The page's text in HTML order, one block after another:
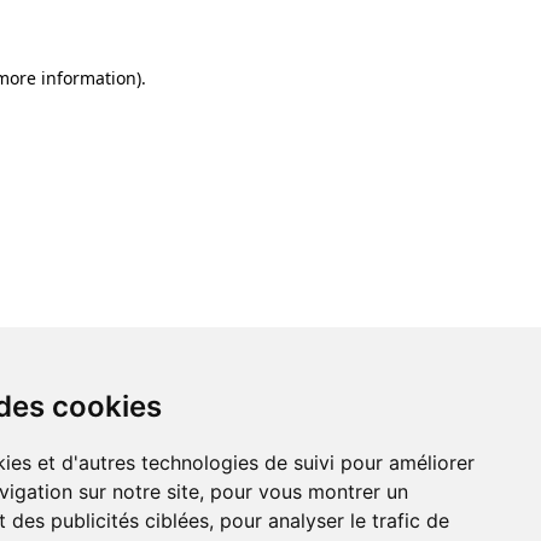
cookies
et d'autres technologies de suivi pour améliorer
sur notre site, pour vous montrer un
des publicités ciblées, pour analyser le trafic de
information).